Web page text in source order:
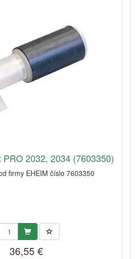
PRO 2032, 2034 (7603350)
firmy EHEIM číslo 7603350
36,55 €